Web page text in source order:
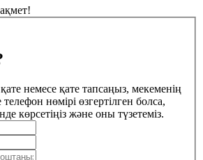
немесе қате тапсаңыз, мекеменің
нөмірі өзгертілген болса,
көрсетіңіз және оны түзетеміз.